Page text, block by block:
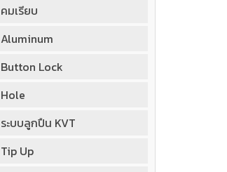
คมเรียบ
Aluminum
Button Lock
Hole
ระบบลูกปืน KVT
Tip Up